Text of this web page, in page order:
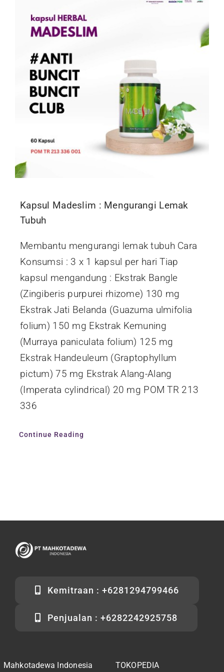
Kapsul Madeslim : Mengurangi Lemak
Tubuh
Membantu mengurangi lemak tubuh Cara
Konsumsi : 3 x 1 kapsul per hari Tiap
kapsul mengandung : Ekstrak Bangle
(Zingiberis purpurei rhizome) 130 mg
Ekstrak Jati Belanda (Guazuma ulmifolia
folium) 150 mg Ekstrak Kemuning
(Murraya paniculata folium) 125 mg
Ekstrak Handeuleum (Graptophyllum
pictum) 75 mg Ekstrak Alang-Alang
(Imperata cylindrical) 20 mg POM TR 213
336
Continue Reading
Kemitraan : +6281294799466
Penjualan : +6282242925758
Mahkotadewa Indonesia TOKOPEDIA